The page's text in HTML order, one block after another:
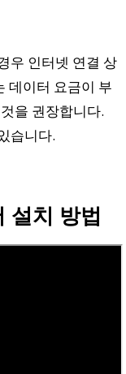
우 인터넷 연결 상
데이터 요금이 부
을 권장합니다.
습니다.
설치 방법